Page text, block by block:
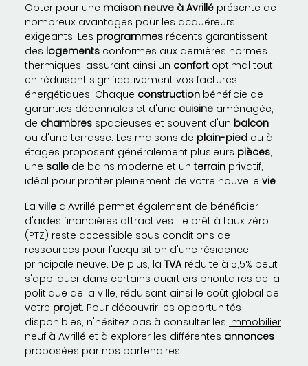
Opter pour une maison neuve à Avrillé présente de
nombreux avantages pour les acquéreurs
exigeants. Les programmes récents garantissent
des logements conformes aux dernières normes
thermiques, assurant ainsi un confort optimal tout
en réduisant significativement vos factures
énergétiques. Chaque construction bénéficie de
garanties décennales et d'une cuisine aménagée,
de chambres spacieuses et souvent d'un balcon
ou d'une terrasse. Les maisons de plain-pied ou à
étages proposent généralement plusieurs pièces,
une salle de bains moderne et unterrain privatif,
idéal pour profiter pleinement de votre nouvelle vie.
La ville d'Avrillé permet également de bénéficier
d'aides financières attractives. Le prêt à taux zéro
(PTZ) reste accessible sous conditions de
ressources pour l'acquisition d'une résidence
principale neuve. De plus, la TVAréduite à 5,5% peut
s'appliquer dans certains quartiers prioritaires de la
politique de la ville, réduisant ainsi le coût global de
votre projet. Pour découvrir les opportunités
disponibles, n'hésitez pas à consulter les Immobilier
neuf à Avrillé et à explorer les différentes annonces
proposées par nos partenaires.